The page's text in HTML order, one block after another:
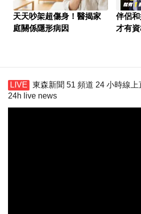
天天吵架超傷身！醫揭家
庭關係隱形病因
伴侶
才有資
東森新聞 51 頻道 24 小時線
24h live news